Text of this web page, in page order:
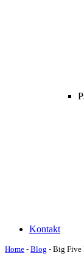
Kontakt
Home - Blog - Big Five